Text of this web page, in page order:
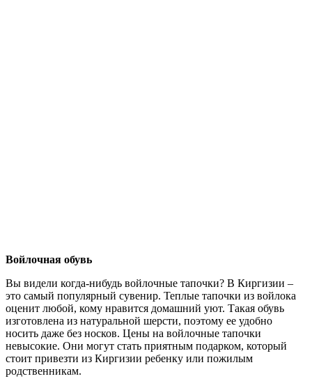
Войлочная обувь
Вы видели когда-нибудь войлочные тапочки? В Киргизии –
это самый популярный сувенир. Теплые тапочки из войлока
оценит любой, кому нравится домашний уют. Такая обувь
изготовлена из натуральной шерсти, поэтому ее удобно
носить даже без носков. Цены на войлочные тапочки
невысокие. Они могут стать приятным подарком, который
стоит привезти из Киргизии ребенку или пожилым
родственникам.